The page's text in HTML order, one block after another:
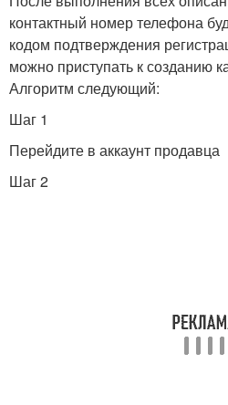
контактный номер телефона
кодом подтверждения
можно приступать к созданию
Алгоритм следующий:
Шаг 1
Перейдите в аккаунт продавца
Шаг 2